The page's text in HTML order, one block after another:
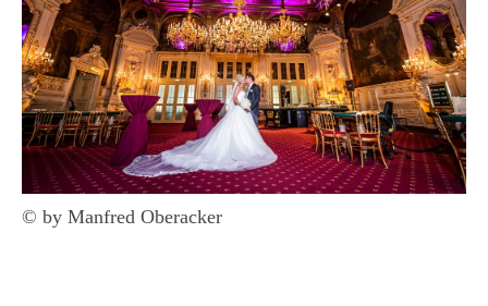
© by Manfred Oberacker